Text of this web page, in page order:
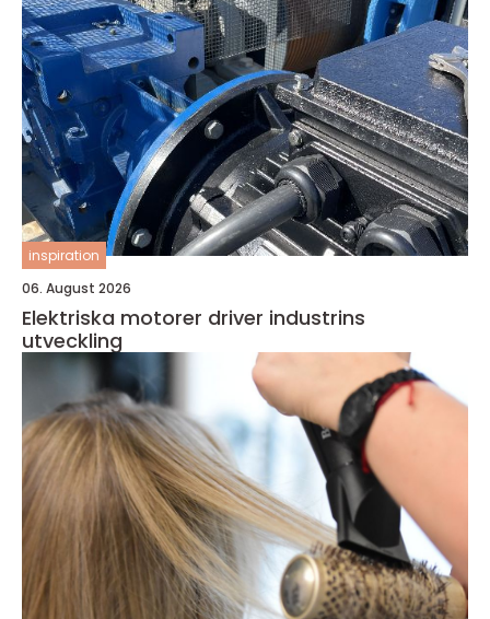
inspiration
06. August 2026
Elektriska motorer driver industrins
utveckling